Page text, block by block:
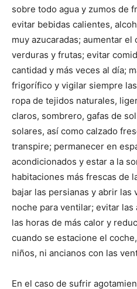
sobre todo agua y zumos de
evitar bebidas calientes,
muy azucaradas; aumentar el
verduras y frutas; evitar
cantidad y más veces al día;
frigorífico y vigilar siempre
ropa de tejidos naturales,
claros, sombrero, gafas de
solares, así como calzado
transpire; permanecer en
acondicionados y estar a la
habitaciones más frescas de
bajar las persianas y abrir las
noche para ventilar; evitar
las horas de más calor y
cuando se estacione el
niños, ni ancianos con las
En el caso de sufrir